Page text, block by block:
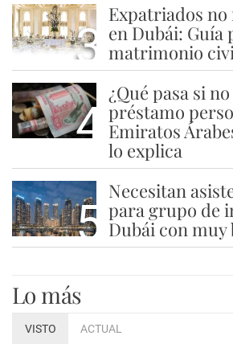
3
Expatriados
en Dubái:
matrimonio
4
¿Qué pasa si
préstamo
Emiratos
lo explica
5
Necesitan
para grupo de
Dubái con muy
Lo más
VISTO ACTUAL